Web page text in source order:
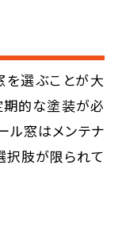
を選ぶことが大
期的な塗装が必
ル窓はメンテナ
択肢が限られて